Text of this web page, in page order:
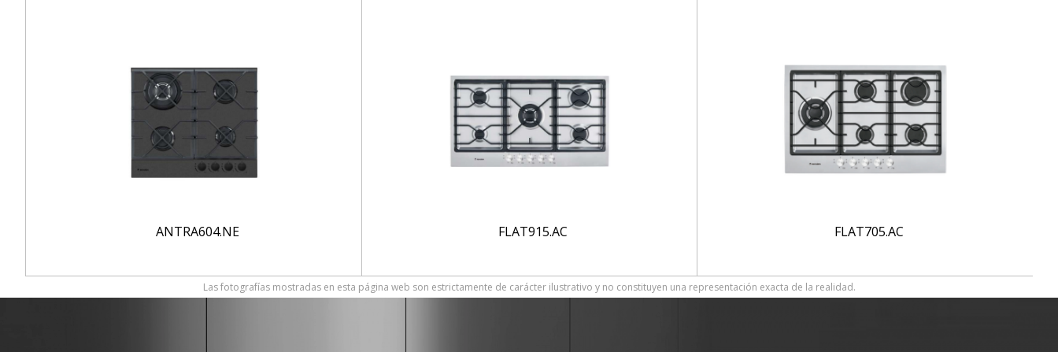
ANTRA604.NE FLAT915.AC FLAT705.AC
Las fotografías mostradas en esta página web son estrictamente de carácter ilustrativo y no constituyen una representación exacta de la realidad.